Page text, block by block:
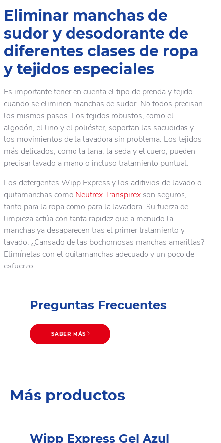
Eliminar manchas de
sudor y desodorante de
diferentes clases de ropa
y tejidos especiales
Es importante tener en cuenta el tipo de prenda y tejido
cuando se eliminen manchas de sudor. No todos precisan
los mismos pasos. Los tejidos robustos, como el
algodón, el lino y el poliéster, soportan las sacudidas y
los movimientos de la lavadora sin problema. Los tejidos
más delicados, como la lana, la seda y el cuero, pueden
precisar lavado a mano o incluso tratamiento puntual.
Los detergentes Wipp Express y los aditivios de lavado o
quitamanchas como Neutrex Transpirex son seguros,
tanto para la ropa como para la lavadora. Su fuerza de
limpieza actúa con tanta rapidez que a menudo la
manchas ya desaparecen tras el primer tratamiento y
lavado. ¿Cansado de las bochornosas manchas amarillas?
Elimínelas con el quitamanchas adecuado y un poco de
esfuerzo.
Preguntas Frecuentes
SABER MÁS
Más productos
Wipp Express Gel Azul